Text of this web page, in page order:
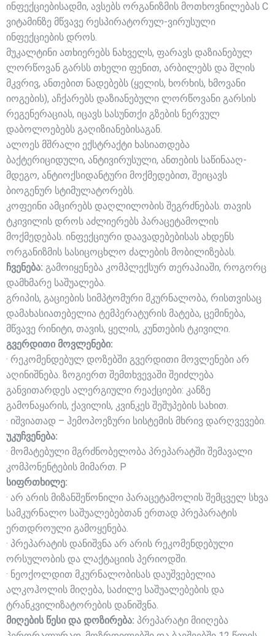
ინფექციებისადმი, ავსებს ორგანიზმის მოთხოვნილებას C
ვიტამინზე მწვავე რესპირატორულ-ვირუსული
ინფექციების დროს.
მუკალტინი ათხიერებს ნახველს, ფარავს დაზიანებულ
ლორწოვან გარსს თხელი ფენით, არბილებს და შლის
მკვრივ, ანთებით ნადებებს (ყელის, ხორხის, ხმოვანი
იოგების), აჩქარებს დაზიანებული ლორწოვანი გარსის
რეგენერაციას, იცავს სასუნთქი გზების ნერვულ
დაბოლოებებს გაღიზიანებისაგან.
ალოეს მშრალი ექსტრაქტი ხასიათდება
ბაქტერიციდული, ანტივირუსული, ანთების საწინააღ­
მდეგო, ანტიოქსიდანტური მოქმედებით, შეიცავს
ბიოგენურ სტიმულატორებს.
კოფეინი ამცირებს დაღლილობის შეგრძნებას. თავის
ტკივილის დროს აძლიერებს პარაცეტამოლის
მოქმედებას. ინფექციური დაავადებებისას ახდენს
ორგანიზმის სასიცოცხლო ძალების მობილიზებას.
ჩვენება: გამოიყენება კომპლექსურ თერაპიაში, როგორც
დამხმარე საშუალება.
გრიპის, გაციების სიმპტომური მკურნალობა, რისთვისაც
დამახასიათებელია ტემპერატურის მატება, ცემინება,
მწვავე რინიტი, თავის, ყელის, კუნთების ტკივილი.
გვერდითი მოვლენები:
· რეკომენდებულ დოზებში გვერდითი მოვლენები არ
აღინიშნება. ზოგიერთ შემთხვევაში შეიძლება
განვითარდეს ალერგიული რეაქციები: კანზე
გამონაყარის, ქავილის, კვინკეს შეშუპების სახით.
· იშვიათად – ჰემოპოეზური სისტემის მხრივ დარღვევები.
უკუჩვენება:
· მომატებული მგრძნობელობა პრეპარატში შემავალი
კომპონენტების მიმართ. P
სიფრთხილე:
· არ არის მიზანშეწონილი პარაცეტამოლის შემცველ სხვა
სამკურნალო საშუალებებთან ერთად პრეპარატის
ერთდროული გამოყენება.
· პრეპარატის დანიშვნა არ არის რეკომენდებული
ორსულობის და ლაქტაციის პერიოდში.
· ნეოქოლდით მკურნალობისას დაუშვებელია
ალკოჰოლის მიღება, საძილე საშუალებების და
ტრანკვილიზატორების დანიშვნა.
მიღების წესი და დოზირება: პრეპარატი მიიღება